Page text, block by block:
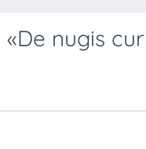
nugis